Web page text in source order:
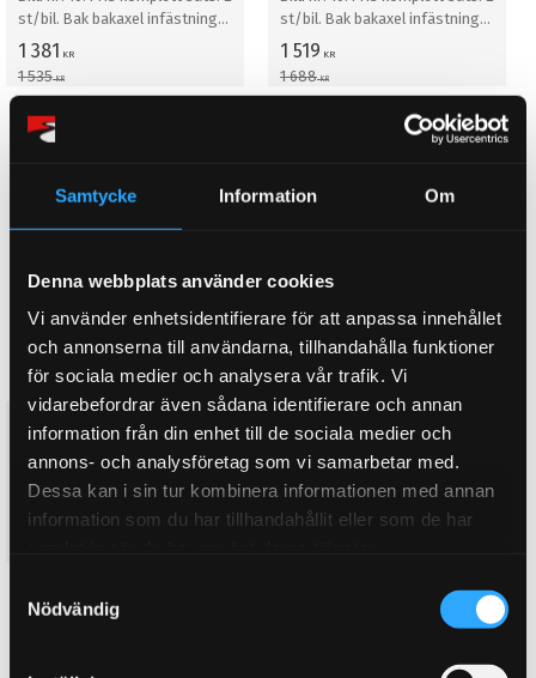
Samtycke Information Om
Denna webbplats använder cookies
Vi använder enhetsidentifierare för att anpassa innehållet
och annonserna till användarna, tillhandahålla funktioner
för sociala medier och analysera vår trafik. Vi
vidarebefordrar även sådana identifierare och annan
information från din enhet till de sociala medier och
annons- och analysföretag som vi samarbetar med.
Dessa kan i sin tur kombinera informationen med annan
information som du har tillhandahållit eller som de har
Nödvändig
st/bil. Bak bakaxel infästning
bussning
1 381 KR
1 535KR
Lägg till i favoriter
st/bil. Bak bakaxel infästning
bussning
1 519 KR
1 688KR
Lägg till i favoriterKÖP
Opel VXR Fram arm Bak
Bild nr: 2. Pris komplett sats. 2
st/bil. Fram arm Bak bussning
3 193
%
Lägg till i favoriter
Opel VXR Fram arm Bak
Bild nr: 2. Pris komplett sats. 2
st/bil. Fram arm Bak bussning
3 193
10
Lägg till i favoriter KÖP